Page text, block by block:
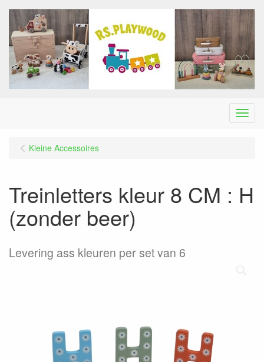
Menu
Kleine Accessoires
Treinletters kleur 8 CM : H
(zonder beer)
Levering ass kleuren per set van 6